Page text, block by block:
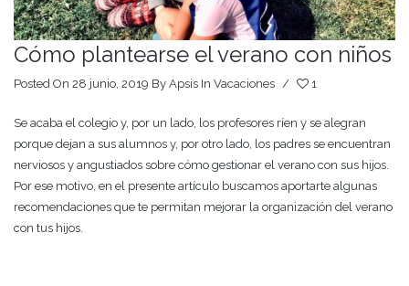
Cómo plantearse el verano con niños
Posted On 28 junio, 2019 By Apsis In Vacaciones / 1
Se acaba el colegio y, por un lado, los profesores ríen y se alegran
porque dejan a sus alumnos y, por otro lado, los padres se encuentran
nerviosos y angustiados sobre cómo gestionar el verano con sus hijos.
Por ese motivo, en el presente artículo buscamos aportarte algunas
recomendaciones que te permitan mejorar la organización del verano
con tus hijos.